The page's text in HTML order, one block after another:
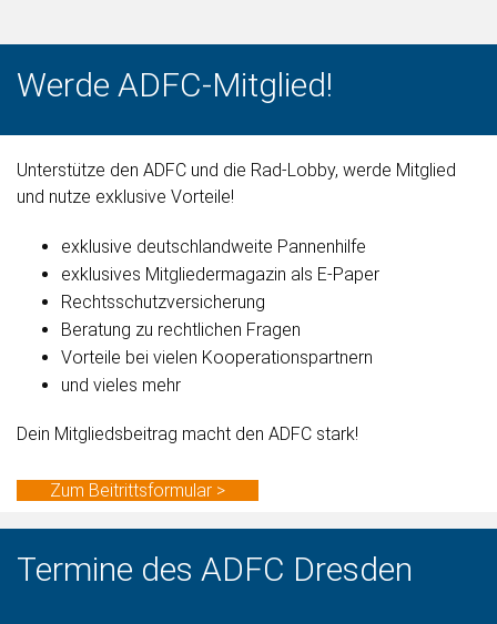
Werde ADFC-Mitglied!
Unterstütze den ADFC und die Rad-Lobby, werde Mitglied
und nutze exklusive Vorteile!
exklusive deutschlandweite Pannenhilfe
exklusives Mitgliedermagazin als E-Paper
Rechtsschutzversicherung
Beratung zu rechtlichen Fragen
Vorteile bei vielen Kooperationspartnern
und vieles mehr
Dein Mitgliedsbeitrag macht den ADFC stark!
Zum Beitrittsformular >
Termine des ADFC Dresden